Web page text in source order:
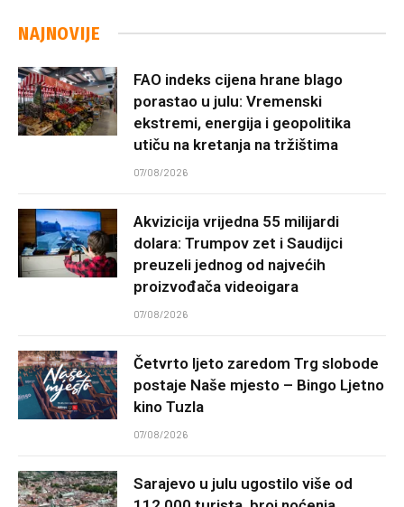
NAJNOVIJE
FAO indeks cijena hrane blago
porastao u julu: Vremenski
ekstremi, energija i geopolitika
utiču na kretanja na tržištima
07/08/2026
Akvizicija vrijedna 55 milijardi
dolara: Trumpov zet i Saudijci
preuzeli jednog od najvećih
proizvođača videoigara
07/08/2026
Četvrto ljeto zaredom Trg slobode
postaje Naše mjesto – Bingo Ljetno
kino Tuzla
07/08/2026
Sarajevo u julu ugostilo više od